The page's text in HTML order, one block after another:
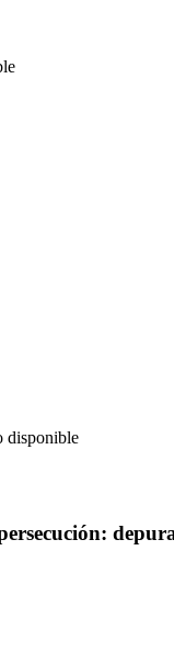
disponible